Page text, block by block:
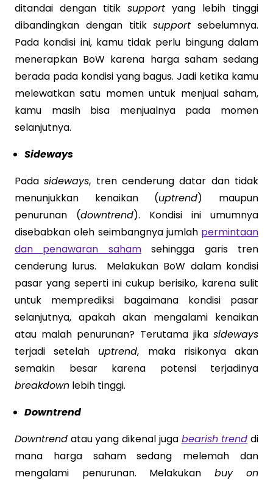
ditandai dengan titik support yang lebih tinggi
dibandingkan dengan titiksupport sebelumnya.
Pada kondisi ini, kamu tidak perlu bingung dalam
menerapkan BoW karena harga saham sedang
berada pada kondisi yang bagus. Jadi ketika kamu
melewatkan satu momen untuk menjual saham,
kamu masih bisa menjualnya pada momen
selanjutnya.
Sideways
Padasideways, tren cenderung datar dan tidak
menunjukkan kenaikan (uptrend) maupun
penurunan (downtrend). Kondisi ini umumnya
disebabkan oleh seimbangnya jumlah permintaan
dan penawaran sahamsehingga garis tren
cenderung lurus. Melakukan BoW dalam kondisi
pasar yang seperti ini cukup berisiko, karena sulit
untuk memprediksi bagaimana kondisi pasar
selanjutnya, apakah akan mengalami kenaikan
atau malah penurunan? Terutama jika sideways
terjadi setelah uptrend, maka risikonya akan
semakin besar karena potensi terjadinya
breakdown lebih tinggi.
Downtrend
Downtrend atau yang dikenal juga bearish trend di
mana harga saham sedang melemah dan
mengalami penurunan. Melakukan buy on